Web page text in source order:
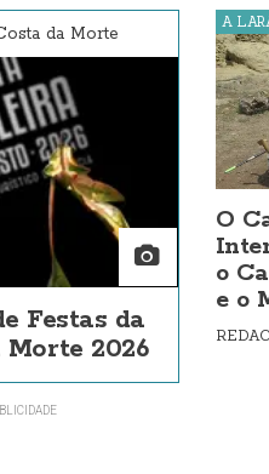
da Morte
Festas da
Morte 2026
A
O
o
e o